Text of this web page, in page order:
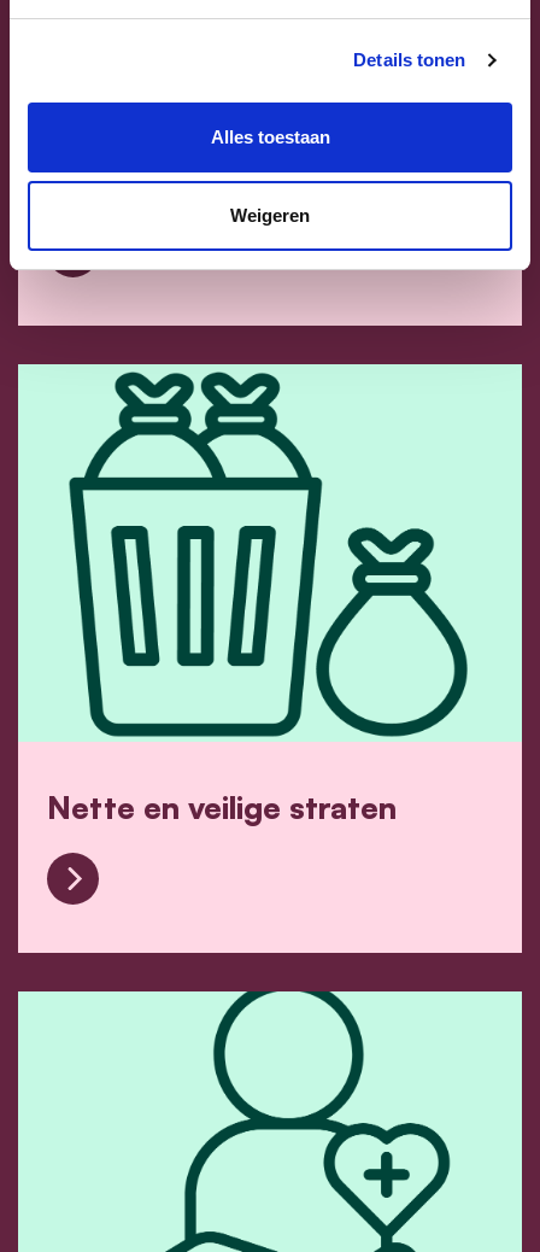
Details tonen
Alles toestaan
Weigeren
Bruisende buurten en kernen
Bruisende buurten en kernen
Nette en veilige straten
Nette en veilige straten